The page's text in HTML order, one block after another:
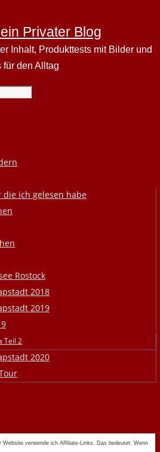
Privater Blog
Inhalt, Produkttests mit Bilder und
für den Alltag
die ich gelesen habe
Rostock
2018
2019
Teil 2
2020
Website verwende ich Affiliate-Links. Das bedeutet: Wenn